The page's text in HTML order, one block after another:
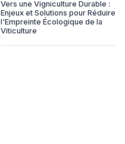
Vers une Vigniculture Durable :
Enjeux et Solutions pour Réduire
l'Empreinte Écologique de la
Viticulture